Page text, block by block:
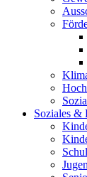
Soziales &